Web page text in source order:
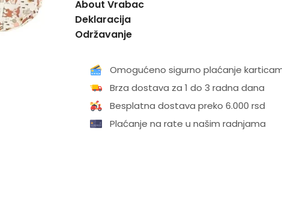
About Vrabac
Deklaracija
Održavanje
Omogućeno sigurno plaćanje
Brza dostava za 1 do 3 radna dana
Besplatna dostava preko 6.000 rsd
Plaćanje na rate u našim radnjama